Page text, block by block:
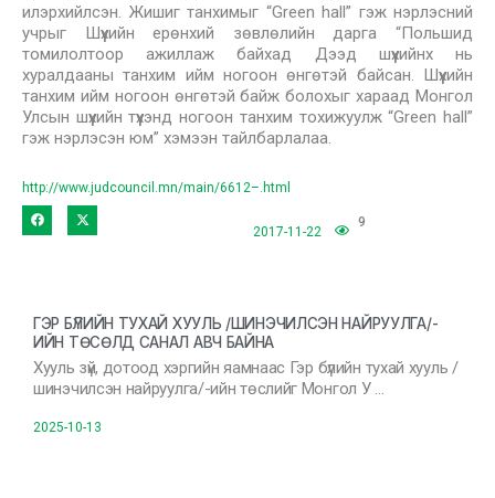
илэрхийлсэн. Жишиг танхимыг “Green hall” гэж нэрлэсний
учрыг Шүүхийн ерөнхий зөвлөлийн дарга “Польшид
томилолтоор ажиллаж байхад Дээд шүүхийнх нь
хуралдааны танхим ийм ногоон өнгөтэй байсан. Шүүхийн
танхим ийм ногоон өнгөтэй байж болохыг хараад Монгол
Улсын шүүхийн түүхэнд ногоон танхим тохижуулж “Green hall”
гэж нэрлэсэн юм” хэмээн тайлбарлалаа.
http://www.judcouncil.mn/main/6612–.html
2017-11-22
9
ГЭР БҮЛИЙН ТУХАЙ ХУУЛЬ /ШИНЭЧИЛСЭН НАЙРУУЛГА/-
ИЙН ТӨСӨЛД САНАЛ АВЧ БАЙНА
Хууль зүй, дотоод хэргийн яамнаас Гэр бүлийн тухай хууль /
шинэчилсэн найруулга/-ийн төслийг Монгол У …
2025-10-13